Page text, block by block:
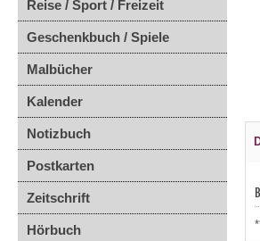
Reise / Sport / Freizeit
Geschenkbuch / Spiele
Malbücher
Kalender
Notizbuch
Postkarten
Zeitschrift
Hörbuch